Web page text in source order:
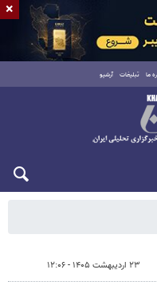
ما تبلیغات آرشیو
۲۳ اردیبهشت ۱۴۰۵ - ۱۲:۰۶
×